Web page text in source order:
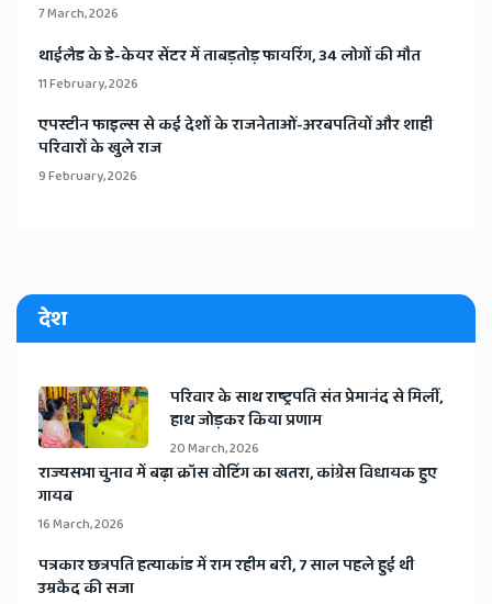
7 March, 2026
​थाईलैड के डे-केयर सेंटर में ताबड़तोड़ फायरिंग, 34 लोगों की मौत
11 February, 2026
​एपस्टीन फाइल्स से कई देशों के राजनेताओं-अरबपतियों और शाही
परिवारों के खुले राज
9 February, 2026
देश
​परिवार के साथ राष्ट्रपति संत प्रेमानंद से मिलीं,
हाथ जोड़कर किया प्रणाम
20 March, 2026
​राज्यसभा चुनाव में बढ़ा क्रॉस वोटिंग का खतरा, कांग्रेस विधायक हुए
गायब
16 March, 2026
​पत्रकार छत्रपति हत्याकांड में राम रहीम बरी, 7 साल पहले हुई थी
उम्रकैद की सजा